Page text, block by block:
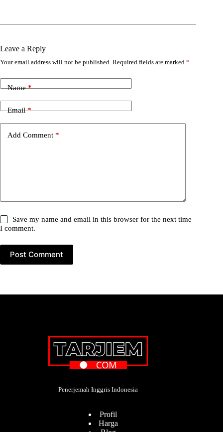
Leave a Reply
Your email address will not be published. Required fields are marked *
Name*
Email*
Add Comment *
Save my name and email in this browser for the next time
I comment.
Post Comment
Penerjemah Inggris Indonesia
Profil
Harga